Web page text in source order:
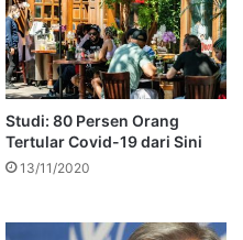
Studi: 80 Persen Orang
Tertular Covid-19 dari Sini
13/11/2020